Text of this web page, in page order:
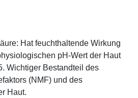
Hat feuchthaltende Wirkung
pH-Wert der Haut
Wichtiger Bestandteil des
(NMF) und des
Haut.